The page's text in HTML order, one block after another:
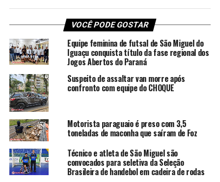
VOCÊ PODE GOSTAR
Equipe feminina de futsal de São Miguel do
Iguaçu conquista título da fase regional dos
Jogos Abertos do Paraná
Suspeito de assaltar van morre após
confronto com equipe do CHOQUE
Motorista paraguaio é preso com 3,5
toneladas de maconha que saíram de Foz
Técnico e atleta de São Miguel são
convocados para seletiva da Seleção
Brasileira de handebol em cadeira de rodas